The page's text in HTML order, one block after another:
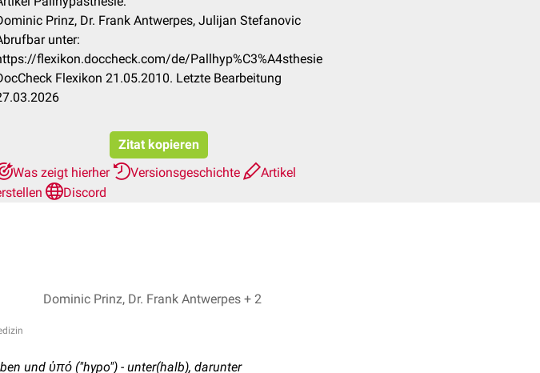
Prinz, Dr. Frank Antwerpes, Julijan Stefanovic
unter:
flexikon.doccheck.com/de/Pallhyp%C3%A4sthesie
Flexikon 21.05.2010. Letzte Bearbeitung
Zitat kopieren
Was zeigt hierher
Versionsgeschichte
Artikel
Discord
Dominic Prinz, Dr. Frank Antwerpes + 2
und ὑπό ("hypo") - unter(halb), darunter